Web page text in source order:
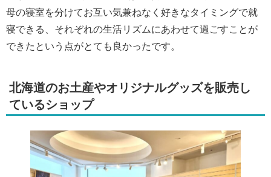
母の寝室を分けてお互い気兼ねなく好きなタイミングで就
寝できる、それぞれの生活リズムにあわせて過ごすことが
できたという点がとても良かったです。
北海道のお土産やオリジナルグッズを販売し
ているショップ